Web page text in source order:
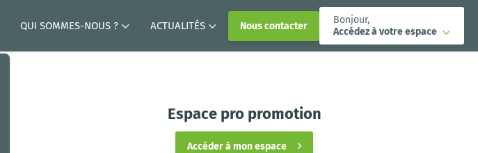
QUI SOMMES-NOUS ? ACTUALITÉS Nous contacter
Bonjour,
Accédez à votre espace
Espace pro promotion
Accéder à mon espace